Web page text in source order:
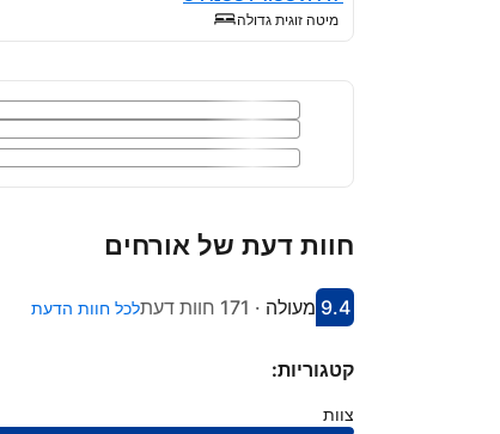
מיטה זוגית גדולה
חוות דעת של אורחים
קיבל ציון 9.4
9.4
הדירוג של מקום אירוח זה: מעולה
מעולה · 171 חוות דעת לכל חוות הדעת
קטגוריות:
צוות